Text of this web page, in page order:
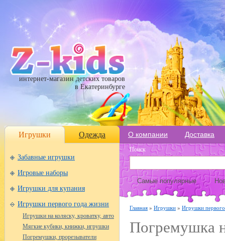
интернет-магазин детских товаров
в Екатеринбурге
Игрушки Одежда О компании Доставка
Забавные игрушки
Игровые наборы
Игрушки для купания
Игрушки первого года жизни
Игрушки на коляску, кроватку, авто
Мягкие кубики, книжки, игрушки
Погремушки, прорезыватели
Поиск
Самые популярные
Главная » Игрушки » Игрушки
Погремушка